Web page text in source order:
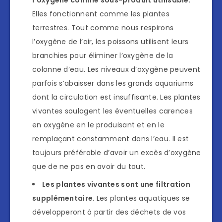
Elles fonctionnent comme les plantes
terrestres. Tout comme nous respirons
l’oxygène de l’air, les poissons utilisent leurs
branchies pour éliminer l’oxygène de la
colonne d’eau. Les niveaux d’oxygène peuvent
parfois s’abaisser dans les grands aquariums
dont la circulation est insuffisante. Les plantes
vivantes soulagent les éventuelles carences
en oxygène en le produisant et en le
remplaçant constamment dans l’eau. Il est
toujours préférable d’avoir un excès d’oxygène
que de ne pas en avoir du tout.
Les plantes vivantes sont une filtration
supplémentaire. Les plantes aquatiques se
développeront à partir des déchets de vos